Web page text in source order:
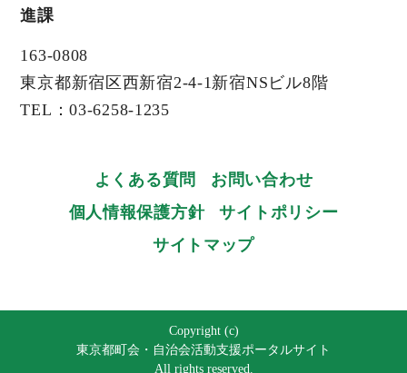
進課
163-0808
東京都新宿区西新宿2-4-1新宿NSビル8階
TEL：03-6258-1235
よくある質問
お問い合わせ
個人情報保護方針
サイトポリシー
サイトマップ
Copyright (c)
東京都町会・自治会活動支援ポータルサイト
All rights reserved.